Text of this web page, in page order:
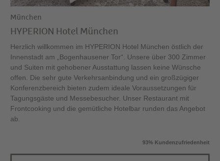
München
HYPERION Hotel München
Herzlich willkommen im HYPERION Hotel München östlich der
Innenstadt am „Bogenhausener Tor“. Unsere über 300 Zimmer
und Suiten mit gehobener Ausstattung lassen keine Wünsche
offen. Die sehr gute Verkehrsanbindung und ein großzügiger
Konferenzbereich bieten zudem ideale Voraussetzungen für
Tagungsgäste und Messebesucher. Unser Restaurant mit
Frontcooking und die gemütliche Hotelbar runden das Angebot
ab.
93% Kundenzufriedenheit